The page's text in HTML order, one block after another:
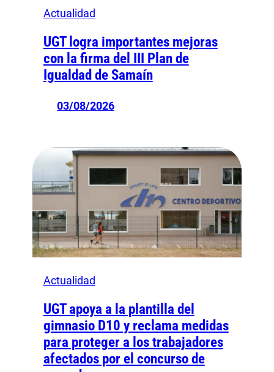
Actualidad
UGT logra importantes mejoras
con la firma del III Plan de
Igualdad de Samaín
03/08/2026
Actualidad
UGT apoya a la plantilla del
gimnasio D10 y reclama medidas
para proteger a los trabajadores
afectados por el concurso de